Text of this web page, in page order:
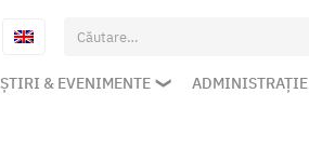
Caută
după:
ȘTIRI & EVENIMENTE ADMINISTRAȚIE